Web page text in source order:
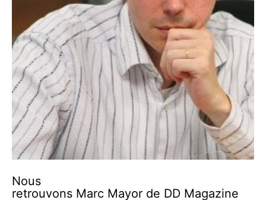
Nous
retrouvons Marc Mayor de DD Magazine